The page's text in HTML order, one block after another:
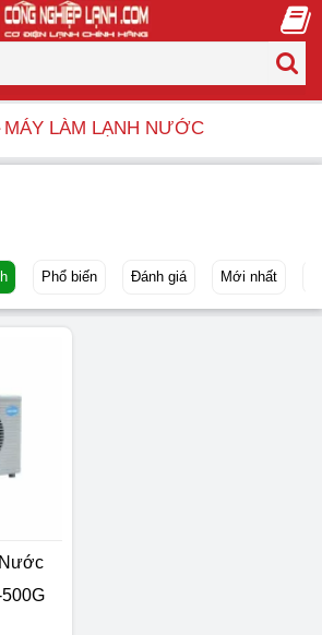
MÁY LÀM LẠNH NƯỚC
Phổ biến Đánh giá Mới nhất